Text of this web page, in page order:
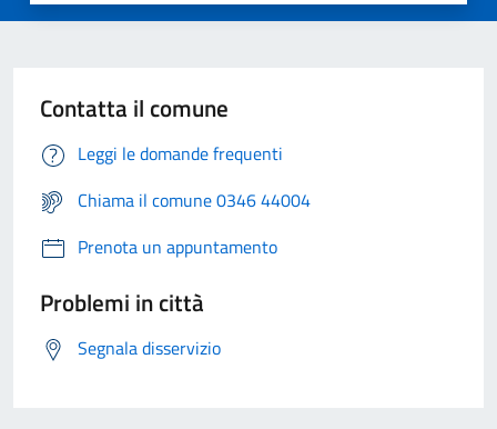
Contatta il comune
Leggi le domande frequenti
Chiama il comune 0346 44004
Prenota un appuntamento
Problemi in città
Segnala disservizio